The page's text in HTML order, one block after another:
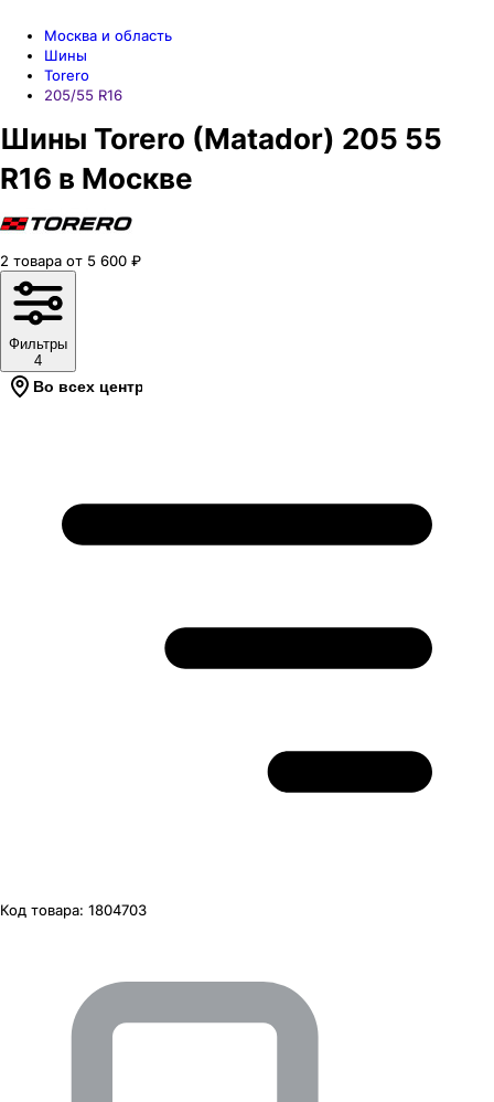
Москва и область
Шины
Torero
205/55 R16
Шины Torero (Matador) 205 55
R16 в Москве
2 товара от 5 600 ₽
Фильтры
4
Во всех центрах
Код товара: 1804703